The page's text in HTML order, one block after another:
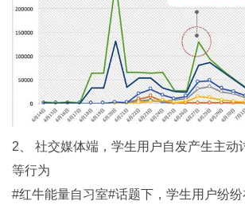
2、 社交媒体端，学生用户自发产生主动
等行为
#红牛能量自习室#话题下，学生用户纷